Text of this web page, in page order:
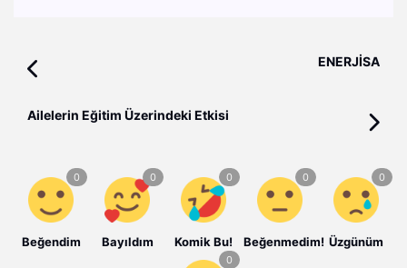
ENERJİSA
Ailelerin Eğitim Üzerindeki Etkisi
Beğendim Bayıldım Komik Bu! Beğenmedim! Üzgünüm